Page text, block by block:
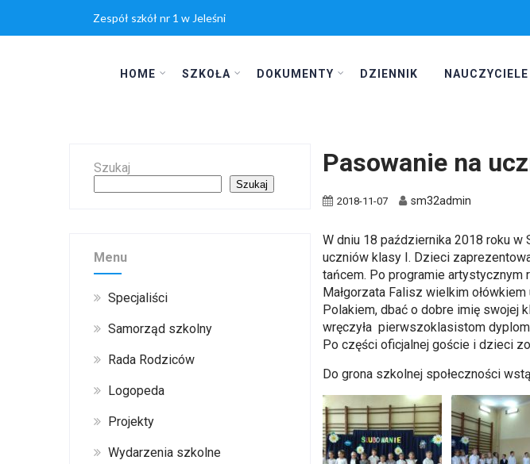
Zespół szkół nr 1 w Jeleśni
HOME SZKOŁA DOKUMENTY DZIENNIK NAUCZYCIELE
Szukaj
Szukaj
Menu
Specjaliści
Samorząd szkolny
Rada Rodziców
Logopeda
Projekty
Wydarzenia szkolne
Pasowanie na
2018-11-07 sm32admin
W dniu 18 października 2018 roku
uczniów klasy I. Dzieci
tańcem. Po programie
Małgorzata Falisz wielkim
Polakiem, dbać o dobre imię swojej
wręczyła pierwszoklasistom
Po części oficjalnej goście i dzieci
Do grona szkolnej społeczności